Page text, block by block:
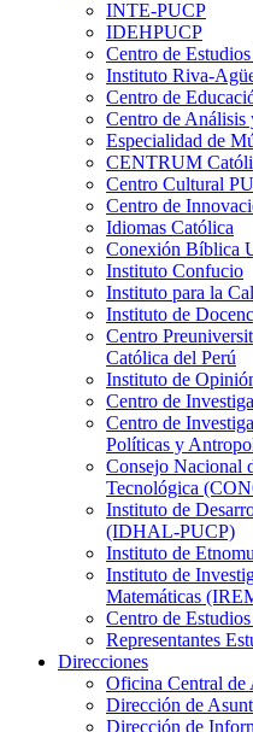
INTE-PUCP
IDEHPUCP
Centro de
Instituto Riva-
Centro de
Centro de
Especialidad de
CENTRUM
Centro Cultural
Centro de
Idiomas Católica
Conexión Bíblica
Instituto Confucio
Instituto para la
Instituto de
Centro
Católica del Perú
Instituto de
Centro de
Centro de
Políticas y
Consejo Nacional
Tecnológica
Instituto de
(IDHAL-PUCP)
Instituto de
Instituto de
Matemáticas
Centro de
Representantes
Direcciones
Oficina Central de
Dirección de
Dirección de